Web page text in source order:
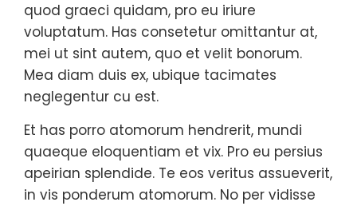
quod graeci quidam, pro eu iriure
voluptatum. Has consetetur omittantur at,
mei ut sint autem, quo et velit bonorum.
Mea diam duis ex, ubique tacimates
neglegentur cu est.
Et has porro atomorum hendrerit, mundi
quaeque eloquentiam et vix. Pro eu persius
apeirian splendide. Te eos veritus assueverit,
in vis ponderum atomorum. No per vidisse